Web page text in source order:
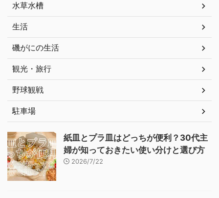
水草水槽
生活
磯がにの生活
観光・旅行
野球観戦
駐車場
紙皿とプラ皿はどっちが便利？30代主
婦が知っておきたい使い分けと選び方
2026/7/22